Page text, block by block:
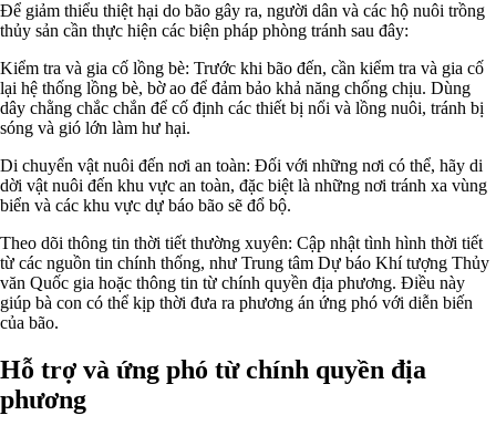
Để giảm thiểu thiệt hại do bão gây ra, người dân và các hộ nuôi trồng
thủy sản cần thực hiện các biện pháp phòng tránh sau đây:
Kiểm tra và gia cố lồng bè: Trước khi bão đến, cần kiểm tra và gia cố
lại hệ thống lồng bè, bờ ao để đảm bảo khả năng chống chịu. Dùng
dây chằng chắc chắn để cố định các thiết bị nổi và lồng nuôi, tránh bị
sóng và gió lớn làm hư hại.
Di chuyển vật nuôi đến nơi an toàn: Đối với những nơi có thể, hãy di
dời vật nuôi đến khu vực an toàn, đặc biệt là những nơi tránh xa vùng
biển và các khu vực dự báo bão sẽ đổ bộ.
Theo dõi thông tin thời tiết thường xuyên: Cập nhật tình hình thời tiết
từ các nguồn tin chính thống, như Trung tâm Dự báo Khí tượng Thủy
văn Quốc gia hoặc thông tin từ chính quyền địa phương. Điều này
giúp bà con có thể kịp thời đưa ra phương án ứng phó với diễn biến
của bão.
Hỗ trợ và ứng phó từ chính quyền địa
phương